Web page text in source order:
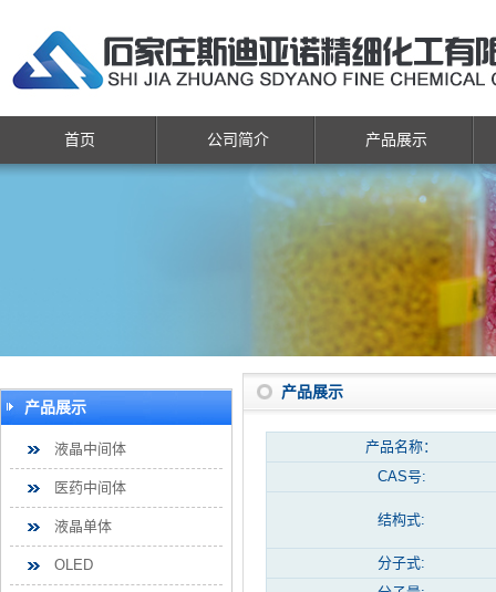
首页 公司简介 产品展示
产品展示
液晶中间体
医药中间体
液晶单体
OLED
产品展示
产品名称：
CAS号:
结构式:
分子式: